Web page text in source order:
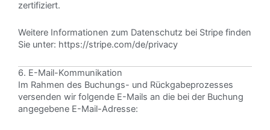
zertifiziert.
Weitere Informationen zum Datenschutz bei Stripe finden
Sie unter: https://stripe.com/de/privacy
6. E-Mail-Kommunikation
Im Rahmen des Buchungs- und Rückgabeprozesses
versenden wir folgende E-Mails an die bei der Buchung
angegebene E-Mail-Adresse: